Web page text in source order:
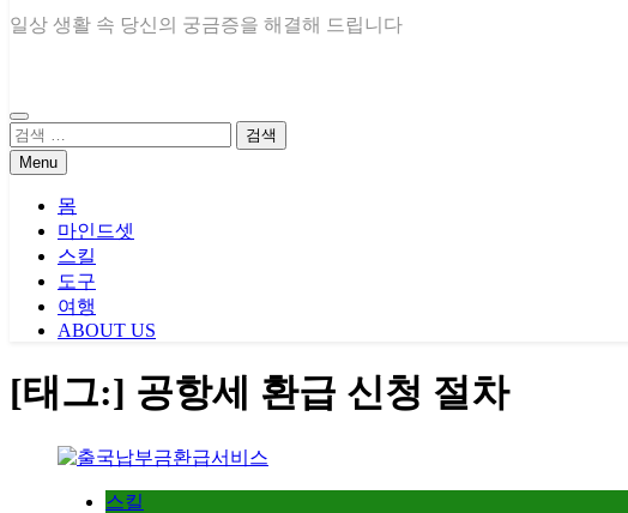
일상 생활 속 당신의 궁금증을 해결해 드립니다
검
색:Menu
몸
마인드셋
스킬
도구
여행
ABOUT US
[태그:] 공항세 환급 신청 절차
스킬